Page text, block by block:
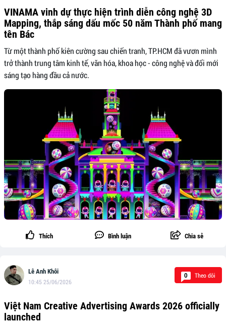
VINAMA vinh dự thực hiện trình diễn công nghệ 3D
Mapping, thắp sáng dấu mốc 50 năm Thành phố mang
tên Bác
Từ một thành phố kiên cường sau chiến tranh, TP.HCM đã vươn mình
trở thành trung tâm kinh tế, văn hóa, khoa học - công nghệ và đổi mới
sáng tạo hàng đầu cả nước.
Thích Bình luận Chia sẻ
Lê Anh Khôi
10:45 25/06/2026
0 Theo dõi
Việt Nam Creative Advertising Awards 2026 officially
launched